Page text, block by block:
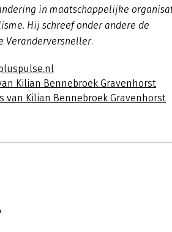
in maatschappelijke
Hij schreef onder andere de
Veranderversneller.
Kilian Bennebroek Gravenhorst
van Kilian Bennebroek Gravenhorst